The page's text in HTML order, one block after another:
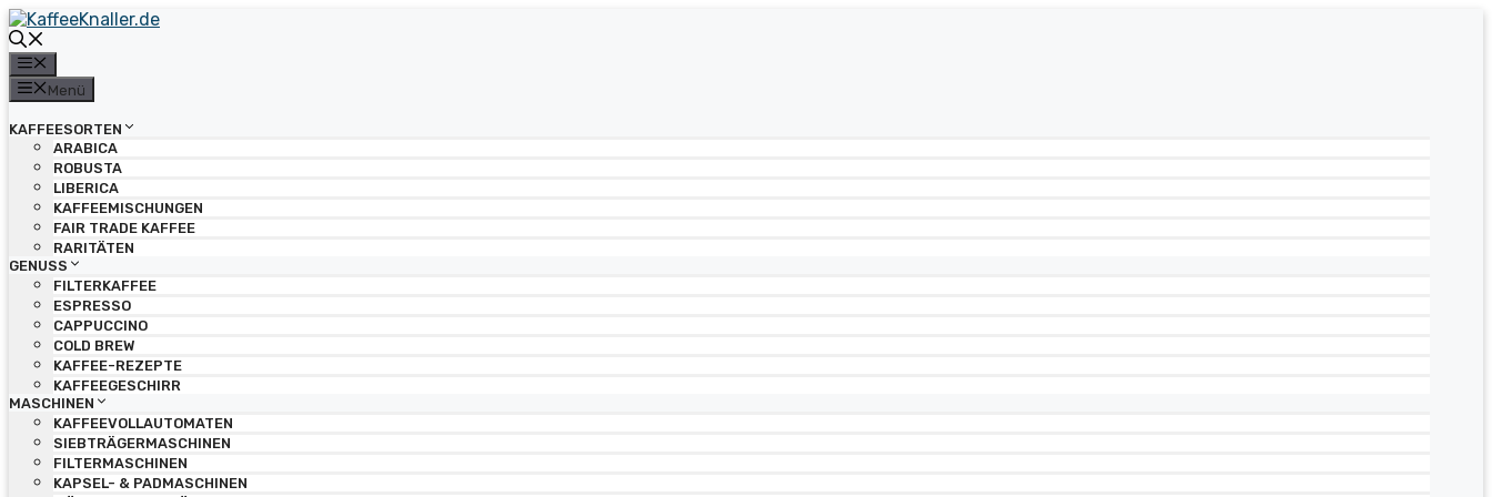
Zum
Inhalt
springen
Menü
KAFFEESORTEN
ARABICA
ROBUSTA
LIBERICA
KAFFEEMISCHUNGEN
FAIR TRADE KAFFEE
RARITÄTEN
GENUSS
FILTERKAFFEE
ESPRESSO
CAPPUCCINO
COLD BREW
KAFFEE-REZEPTE
KAFFEEGESCHIRR
MASCHINEN
KAFFEEVOLLAUTOMATEN
SIEBTRÄGERMASCHINEN
FILTERMASCHINEN
KAPSEL- & PADMASCHINEN